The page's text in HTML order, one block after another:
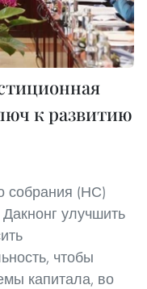
к развитию
собрания (НС)
улучшить
чтобы
капитала, во